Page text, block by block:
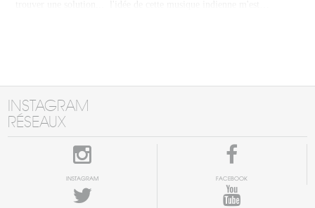
INSTAGRAM
RÉSEAUX
INSTAGRAM FACEBOOK